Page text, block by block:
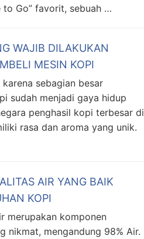
to Go” favorit, sebuah …
WAJIB DILAKUKAN
MESIN KOPI
sebagian besar
sudah menjadi gaya hidup
penghasil kopi terbesar di
rasa dan aroma yang unik.
AIR YANG BAIK
KOPI
merupakan komponen
nikmat, mengandung 98% Air.